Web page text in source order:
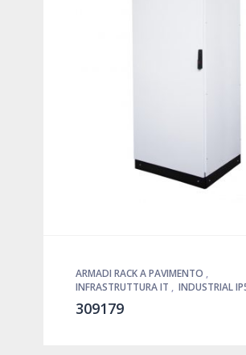
ARMADI RACK A PAVIMENTO ,
INFRASTRUTTURA IT , INDUSTRIAL
309179